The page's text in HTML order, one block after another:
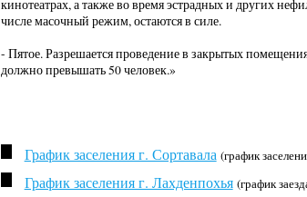
кинотеатрах, а также во время эстрадных и других
числе масочный режим, остаются в силе.
- Пятое. Разрешается проведение в закрытых
должно превышать 50 человек.»
График заселения г. Сортавала (график
График заселения г. Лахденпохья (график